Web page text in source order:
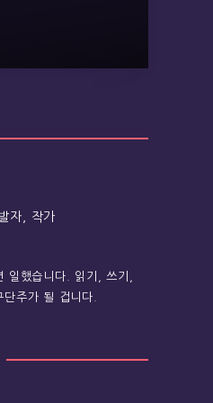
자, 작가
일했습니다. 읽기, 쓰기,
주가 될 겁니다.